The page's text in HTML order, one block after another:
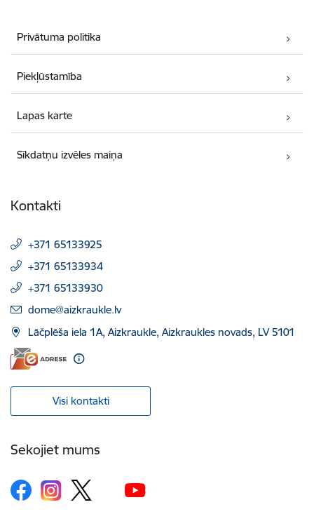
Privātuma politika
Piekļūstamība
Lapas karte
Sīkdatņu izvēles maiņa
Kontakti
+371 65133925
+371 65133934
+371 65133930
E-pasts:
dome@aizkraukle.lv
Lāčplēša iela 1A, Aizkraukle, Aizkraukles novads, LV 5101
Visi kontakti
Sekojiet mums